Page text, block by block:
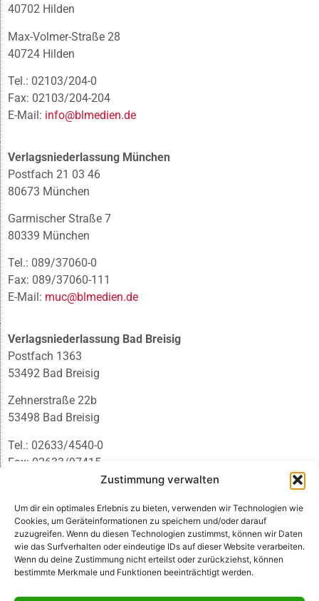
Zustimmung verwalten
Um dir ein optimales Erlebnis zu bieten, verwenden wir Technologien wie
Cookies, um Geräteinformationen zu speichern und/oder darauf
zuzugreifen. Wenn du diesen Technologien zustimmst, können wir Daten
wie das Surfverhalten oder eindeutige IDs auf dieser Website verarbeiten.
Wenn du deine Zustimmung nicht erteilst oder zurückziehst, können
bestimmte Merkmale und Funktionen beeinträchtigt werden.
40702 Hilden
Max-Volmer-Straße 28
40724 Hilden
Tel.: 02103/204-0
Fax: 02103/204-204
E-Mail: info@blmedien.de
Verlagsniederlassung München
Postfach 21 03 46
80673 München
Garmischer Straße 7
80339 München
Tel.: 089/37060-0
Fax: 089/37060-111
E-Mail: muc@blmedien.de
Verlagsniederlassung Bad Breisig
Postfach 1363
53492 Bad Breisig
Zehnerstraße 22b
53498 Bad Breisig
Tel.: 02633/4540-0
Fax: 02633/97415
infobb@blmedien.de